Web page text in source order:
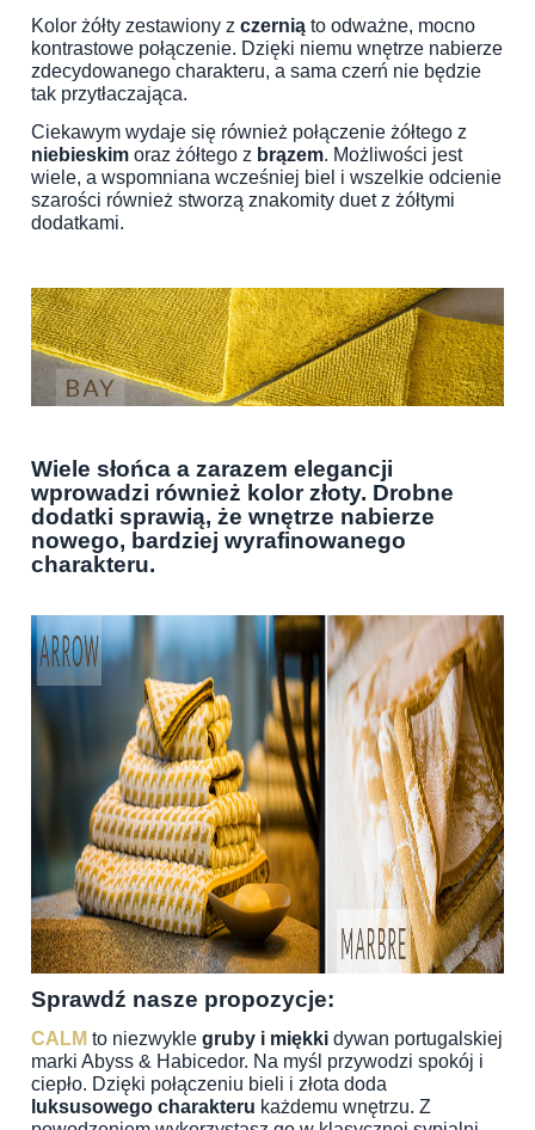
Kolor żółty zestawiony z czernią to odważne, mocno
kontrastowe połączenie. Dzięki niemu wnętrze nabierze
zdecydowanego charakteru, a sama czerń nie będzie
tak przytłaczająca.
Ciekawym wydaje się również połączenie żółtego z
niebieskim oraz żółtego z brązem. Możliwości jest
wiele, a wspomniana wcześniej biel i wszelkie odcienie
szarości również stworzą znakomity duet z żółtymi
dodatkami.
Wiele słońca a zarazem elegancji
wprowadzi również kolor złoty. Drobne
dodatki sprawią, że wnętrze nabierze
nowego, bardziej wyrafinowanego
charakteru.
Sprawdź nasze propozycje:
CALM to niezwykle gruby i miękki dywan portugalskiej
marki Abyss & Habicedor. Na myśl przywodzi spokój i
ciepło. Dzięki połączeniu bieli i złota doda
luksusowego charakteru każdemu wnętrzu. Z